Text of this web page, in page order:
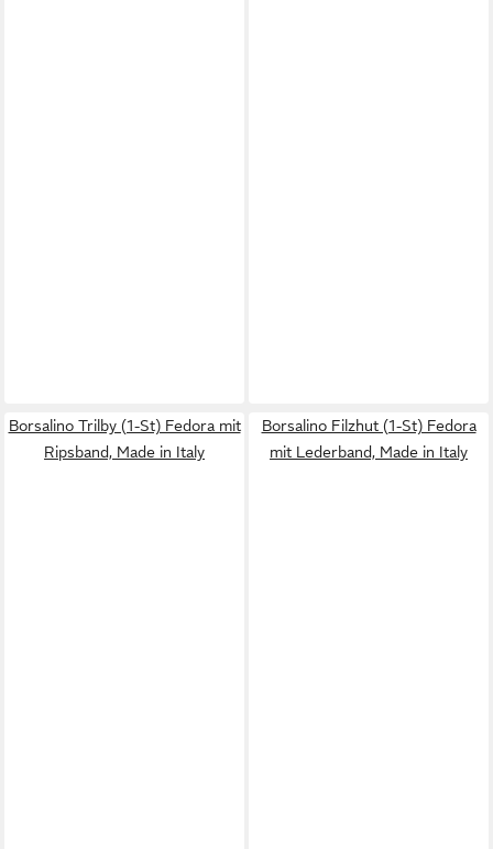
Borsalino Trilby (1-St) Fedora mit
Ripsband, Made in Italy
Borsalino Filzhut (1-St) Fedora
mit Lederband, Made in Italy